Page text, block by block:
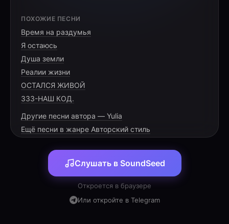
Февраль укрыл город снежной тишиной,
А я всё помню — тот взгляд, тот голос
родной.
Мы сгорали в каждом слове, в каждом вдохе
тогда,
Это была не просто страсть — это была
судьба.
Но я ушла, потому что знала: нельзя,
Твой дом — не мой, и чужая боль мне была
ПОХОЖИЕ ПЕСНИ
Время на раздумья
Я остаюсь
Душа земли
Реалии жизни
ОСТАЛСЯ ЖИВОЙ
333-НАШ КОД.
Другие песни автора — Yulia
Ещё песни в жанре Авторский стиль
Слушать в SoundSeed
Откроется в браузере
Или откройте в Telegram